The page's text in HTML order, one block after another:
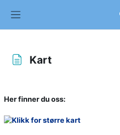
Kart
Her finner du oss: